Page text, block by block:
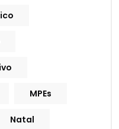
MPEs
Natal